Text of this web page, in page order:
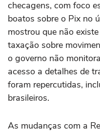
checagens, com foco
boatos sobre o Pix no
mostrou que não
taxação sobre
o governo não
acesso a detalhes de
foram repercutidas,
brasileiros.
As mudanças com a